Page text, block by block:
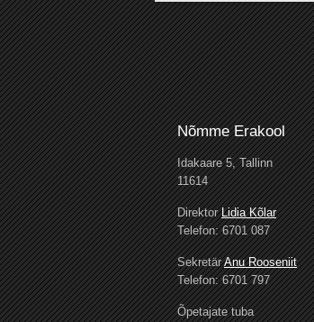
Nõmme Erakool
Idakaare 5, Tallinn
11614
DirektorLidia Kõlar
Telefon: 6701 087
SekretärAnu Rooseniit
Telefon: 6701 797
Õpetajate tuba